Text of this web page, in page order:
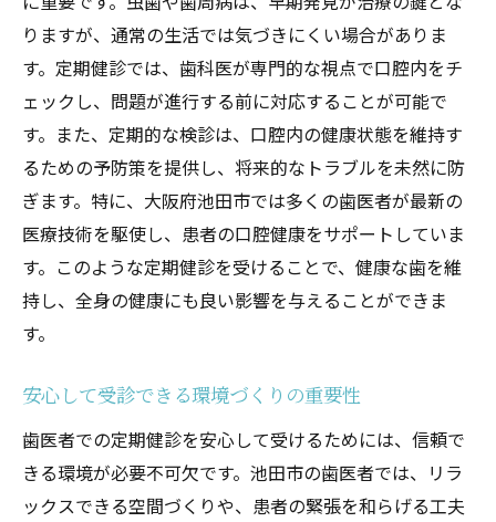
インターネットでの口コミと評判の利用法
つしま歯科が支持される理由
初めての定期健診への備え
つしま歯科で実感する定期健診の大切さとその
効果
定期健診で得られる具体的な効果
つしま歯科の検診プロセス紹介
患者満足度の高いサービスの秘訣
つしま歯科が提供する追加の歯科サービス
池田市での歯医者選び失敗しないための定期健
診の重要性
失敗しないための歯科クリニック選びのコ
りますが、通常の生活では気づきにくい場合がありま
す。定期健診では、歯科医が専門的な視点で口腔内をチ
ェックし、問題が進行する前に対応することが可能で
す。また、定期的な検診は、口腔内の健康状態を維持す
るための予防策を提供し、将来的なトラブルを未然に防
ぎます。特に、大阪府池田市では多くの歯医者が最新の
医療技術を駆使し、患者の口腔健康をサポートしていま
す。このような定期健診を受けることで、健康な歯を維
持し、全身の健康にも良い影響を与えることができま
す。
安心して受診できる環境づくりの重要性
歯医者での定期健診を安心して受けるためには、信頼で
きる環境が必要不可欠です。池田市の歯医者では、リラ
ックスできる空間づくりや、患者の緊張を和らげる工夫